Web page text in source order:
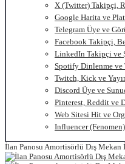
X (Twitter) Takipçi,
Google Harita ve
Telegram Üye ve
Facebook Takipçi,
LinkedIn Takipçi ve
Spotify Dinlenme
Twitch, Kick ve
Discord Üye ve
Pinterest, Reddit ve
Web Sitesi Hit ve
Influencer
İlan Panosu Amortisörlü Dış